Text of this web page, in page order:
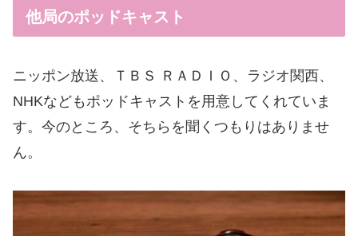
他局のポッドキャスト
ニッポン放送、ＴＢＳ ＲＡＤＩＯ、ラジオ関西、
NHKなどもポッドキャストを用意してくれていま
す。今のところ、そちらを聞くつもりはありませ
ん。